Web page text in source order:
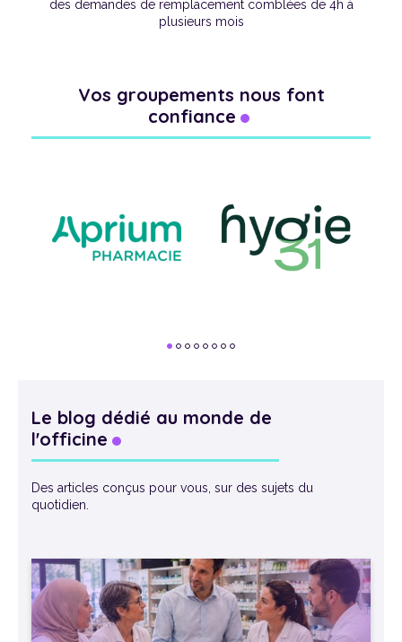
des demandes de remplacement comblées de 4h à
plusieurs mois
Vos groupements nous font
confiance
Le blog dédié au monde de
l'officine
Des articles conçus pour vous, sur des sujets du
quotidien.